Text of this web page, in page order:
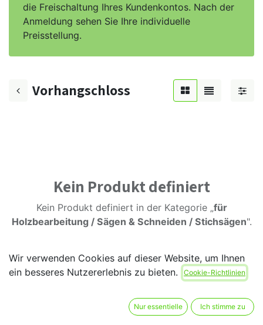
die Freischaltung Ihres Kundenkontos. Nach der
Anmeldung sehen Sie Ihre individuelle
Preisstellung.
Vorhangschloss
Kein Produkt definiert
Kein Produkt definiert in der Kategorie „für
Holzbearbeitung / Sägen & Schneiden / Stichsägen".
Wir verwenden Cookies auf dieser Website, um Ihnen
ein besseres Nutzererlebnis zu bieten.
Cookie-Richtlinien
Nur essentielle Ich stimme zu